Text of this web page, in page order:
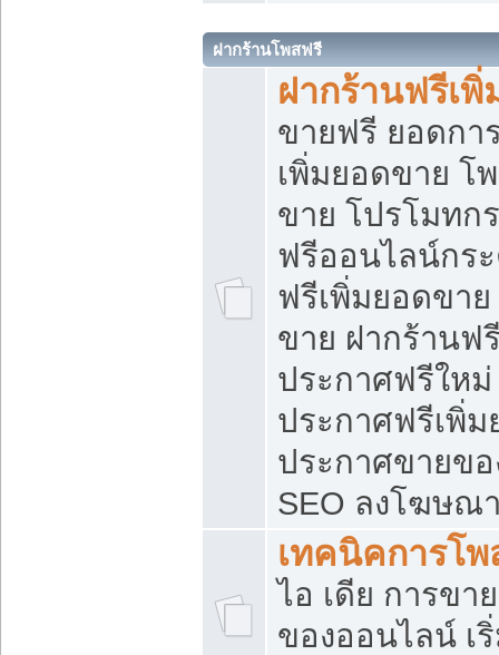
ฝากร้านโพสฟรี
ฝากร้านฟรีเ
ขายฟรี ยอดกา
เพิ่มยอดขาย โ
ขาย โปรโมทก
ฟรีออนไลน์กร
ฟรีเพิ่มยอดขา
ขาย ฝากร้านฟ
ประกาศฟรีใหม่
ประกาศฟรีเพิ่
ประกาศขายข
SEO ลงโฆษณ
เทคนิคการโ
ไอ เดีย การขา
ของออนไลน์ เ